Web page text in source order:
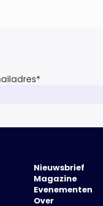
*
Nieuwsbrief
Magazine
Evenementen
Over